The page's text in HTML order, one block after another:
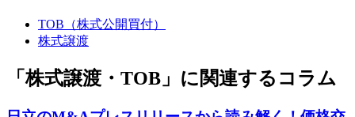
TOB（株式公開買付）
株式譲渡
「株式譲渡・TOB」に関連するコラム